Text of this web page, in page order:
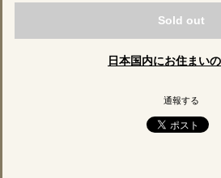
Sold out
日本国内にお住まい
通報する